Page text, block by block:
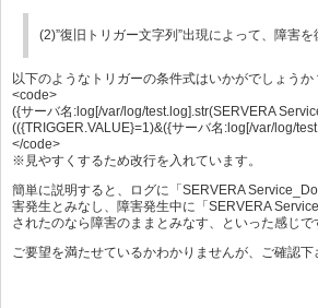
(2)”復旧トリガー文字列”出現によって、障害を
以下のようなトリガーの条件式はいかがでしょうか
<code>
({サーバ名:log[/var/log/test.log].str(SERVERA
(({TRIGGER.VALUE}=1)&({サーバ名:log[/var/log/
</code>
※見やすくするため改行を入れています。
簡単に説明すると、ログに「SERVERA
害発生とみなし、障害発生中に「SERVERA
されたのなら障害のままとみなす、といった感じで
ご要望を満たせているかわかりませんが、ご確認下